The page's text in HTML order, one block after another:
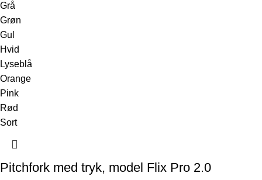
Grå
Grøn
Gul
Hvid
Lyseblå
Orange
Pink
Rød
Sort
Pitchfork med tryk, model Flix Pro 2.0